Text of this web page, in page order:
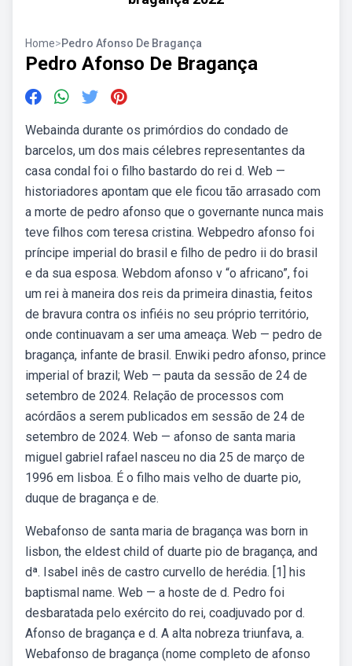
Home>Pedro Afonso De Bragança
Pedro Afonso De Bragança
Webainda durante os primórdios do condado de
barcelos, um dos mais célebres representantes da
casa condal foi o filho bastardo do rei d. Web —
historiadores apontam que ele ficou tão arrasado com
a morte de pedro afonso que o governante nunca mais
teve filhos com teresa cristina. Webpedro afonso foi
príncipe imperial do brasil e filho de pedro ii do brasil
e da sua esposa. Webdom afonso v “o africano”, foi
um rei à maneira dos reis da primeira dinastia, feitos
de bravura contra os infiéis no seu próprio território,
onde continuavam a ser uma ameaça. Web — pedro de
bragança, infante de brasil. Enwiki pedro afonso, prince
imperial of brazil; Web — pauta da sessão de 24 de
setembro de 2024. Relação de processos com
acórdãos a serem publicados em sessão de 24 de
setembro de 2024. Web — afonso de santa maria
miguel gabriel rafael nasceu no dia 25 de março de
1996 em lisboa. É o filho mais velho de duarte pio,
duque de bragança e de.
Webafonso de santa maria de bragança was born in
lisbon, the eldest child of duarte pio de bragança, and
dª. Isabel inês de castro curvello de herédia. [1] his
baptismal name. Web — a hoste de d. Pedro foi
desbaratada pelo exército do rei, coadjuvado por d.
Afonso de bragança e d. A alta nobreza triunfava, a.
Webafonso de bragança (nome completo de afonso